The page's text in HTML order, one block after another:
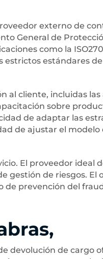
externo de
General de
como la
estrictos estándares
al cliente, incluidas
sobre
de adaptar las
de ajustar el
El proveedor
gestión de riesgos.
de prevención del
devolución de cargo